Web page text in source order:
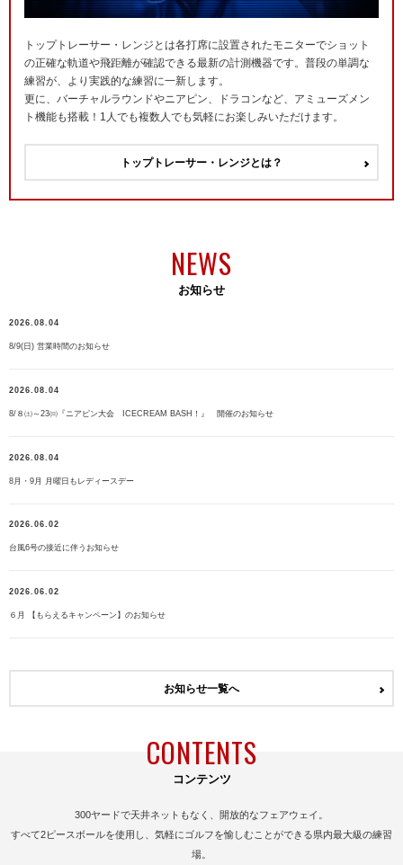
トップトレーサー・レンジとは各打席に設置されたモニターでショット
の正確な軌道や飛距離が確認できる最新の計測機器です。普段の単調な
練習が、より実践的な練習に一新します。
更に、バーチャルラウンドやニアピン、ドラコンなど、アミューズメン
ト機能も搭載！1人でも複数人でも気軽にお楽しみいただけます。
トップトレーサー・レンジとは？
NEWS
お知らせ
2026.08.04
8/9(日) 営業時間のお知らせ
2026.08.04
8/８㈯～23㈰『ニアピン大会 ICECREAM BASH！』 開催のお知らせ
2026.08.04
8月・9月 月曜日もレディースデー
2026.06.02
台風6号の接近に伴うお知らせ
2026.06.02
６月 【もらえるキャンペーン】のお知らせ
お知らせ一覧へ
CONTENTS
コンテンツ
300ヤードで天井ネットもなく、開放的なフェアウェイ。
すべて2ピースボールを使用し、気軽にゴルフを愉しむことができる県内最大級の練習
場。